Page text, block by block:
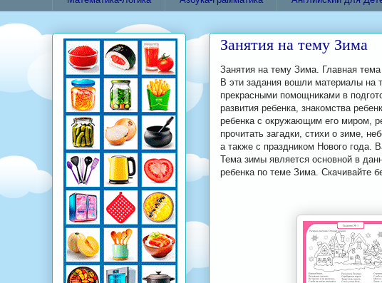
Занятия на тему Зима
Занятия на тему Зима. Главная
В эти задания вошли материалы на
прекрасными помощниками в
развития ребенка, знакомства
ребенка с окружающим его миром,
прочитать загадки, стихи о зиме,
а также с праздником Нового года.
Тема зимы является основной в
ребенка по теме Зима. Скачивайте